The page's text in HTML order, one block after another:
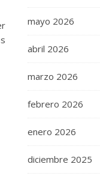
mayo 2026
abril 2026
marzo 2026
febrero 2026
enero 2026
diciembre 2025